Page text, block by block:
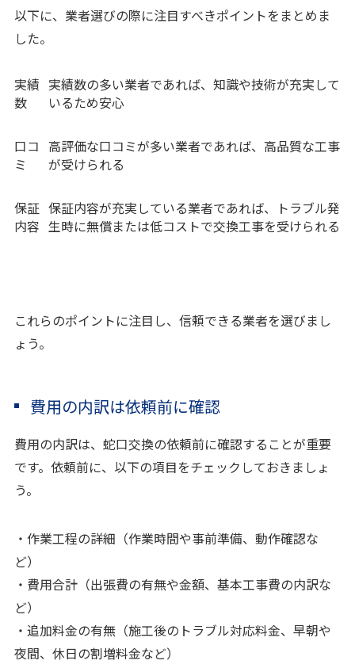
以下に、業者選びの際に注目すべきポイントをまとめま
した。
実績
数
実績数の多い業者であれば、知識や技術が充実して
いるため安心
口コ
ミ
高評価な口コミが多い業者であれば、高品質な工事
が受けられる
保証
内容
保証内容が充実している業者であれば、トラブル発
生時に無償または低コストで交換工事を受けられる
これらのポイントに注目し、信頼できる業者を選びまし
ょう。
費用の内訳は依頼前に確認
費用の内訳は、蛇口交換の依頼前に確認することが重要
です。依頼前に、以下の項目をチェックしておきましょ
う。
・作業工程の詳細（作業時間や事前準備、動作確認な
ど）
・費用合計（出張費の有無や金額、基本工事費の内訳な
ど）
・追加料金の有無（施工後のトラブル対応料金、早朝や
夜間、休日の割増料金など）